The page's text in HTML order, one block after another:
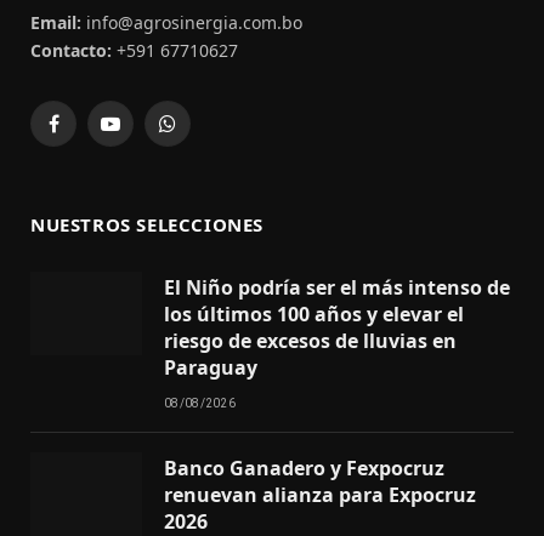
Email: info@agrosinergia.com.bo
Contacto: +591 67710627
FacebookYouTubeWhatsApp
NUESTROS SELECCIONES
El Niño podría ser el más intenso de
los últimos 100 años y elevar el
riesgo de excesos de lluvias en
Paraguay
08/08/2026
Banco Ganadero y Fexpocruz
renuevan alianza para Expocruz
2026